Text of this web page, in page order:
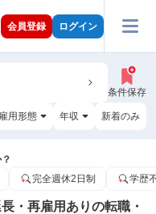
会員登録 ログイン
条件保存
雇用形態 年収 新着のみ
完全週休2日制 学歴
・再雇用ありの転職・